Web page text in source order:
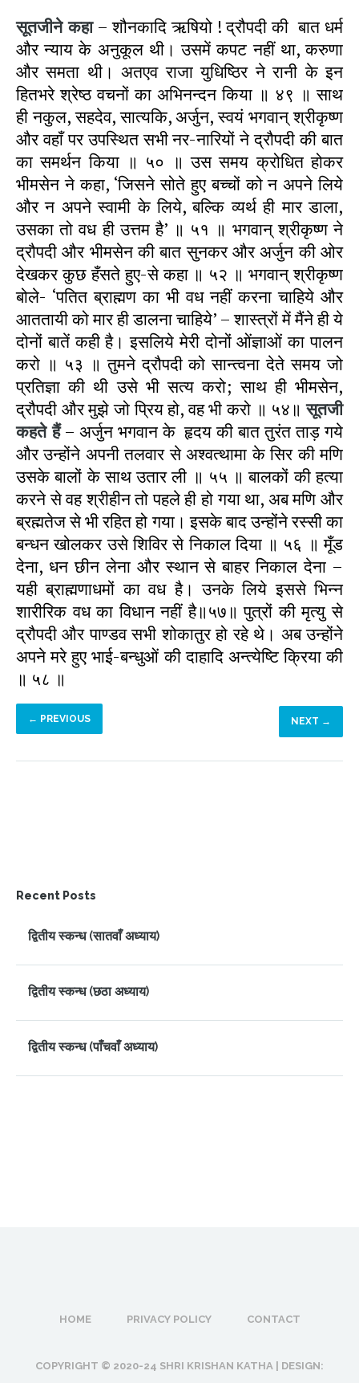
सूतजीने कहा– शौनकादि ऋषियो ! द्रौपदी की बात धर्म
और न्याय के अनुकूल थी। उसमें कपट नहीं था, करुणा
और समता थी। अतएव राजा युधिष्ठिर ने रानी के इन
हितभरे श्रेष्ठ वचनों का अभिनन्दन किया ॥ ४९ ॥ साथ
ही नकुल, सहदेव, सात्यकि, अर्जुन, स्वयं भगवान् श्रीकृष्ण
और वहाँ पर उपस्थित सभी नर-नारियों ने द्रौपदी की बात
का समर्थन किया ॥ ५० ॥ उस समय क्रोधित होकर
भीमसेन ने कहा, ‘जिसने सोते हुए बच्चों को न अपने लिये
और न अपने स्वामी के लिये, बल्कि व्यर्थ ही मार डाला,
उसका तो वध ही उत्तम है’ ॥ ५१ ॥ भगवान् श्रीकृष्ण ने
द्रौपदी और भीमसेन की बात सुनकर और अर्जुन की ओर
देखकर कुछ हँसते हुए-से कहा ॥ ५२ ॥ भगवान् श्रीकृष्ण
बोले- ‘पतित ब्राह्मण का भी वध नहीं करना चाहिये और
आततायी को मार ही डालना चाहिये’ – शास्त्रों में मैंने ही ये
दोनों बातें कही है। इसलिये मेरी दोनों ओंज्ञाओं का पालन
करो ॥ ५३ ॥ तुमने द्रौपदी को सान्त्वना देते समय जो
प्रतिज्ञा की थी उसे भी सत्य करो; साथ ही भीमसेन,
द्रौपदी और मुझे जो प्रिय हो, वह भी करो ॥ ५४॥सूतजी
कहते हैं– अर्जुन भगवान के हृदय की बात तुरंत ताड़ गये
और उन्होंने अपनी तलवार से अश्वत्थामा के सिर की मणि
उसके बालों के साथ उतार ली ॥ ५५ ॥ बालकों की हत्या
करने से वह श्रीहीन तो पहले ही हो गया था, अब मणि और
ब्रह्मतेज से भी रहित हो गया। इसके बाद उन्होंने रस्सी का
बन्धन खोलकर उसे शिविर से निकाल दिया ॥ ५६ ॥ मूँड
देना, धन छीन लेना और स्थान से बाहर निकाल देना –
यही ब्राह्मणाधमों का वध है। उनके लिये इससे भिन्न
शारीरिक वध का विधान नहीं है॥५७॥ पुत्रों की मृत्यु से
द्रौपदी और पाण्डव सभी शोकातुर हो रहे थे। अब उन्होंने
अपने मरे हुए भाई-बन्धुओं की दाहादि अन्त्येष्टि क्रिया की
॥ ५८ ॥
← PREVIOUS NEXT →
Recent Posts
द्वितीय स्कन्ध (सातवाँ अध्याय)
द्वितीय स्कन्ध (छठा अध्याय)
द्वितीय स्कन्ध (पाँचवाँ अध्याय)
HOME PRIVACY POLICY CONTACT
COPYRIGHT © 2020-24 SHRI KRISHAN KATHA | DESIGN: